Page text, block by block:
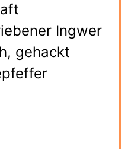
Ingwer
gehackt